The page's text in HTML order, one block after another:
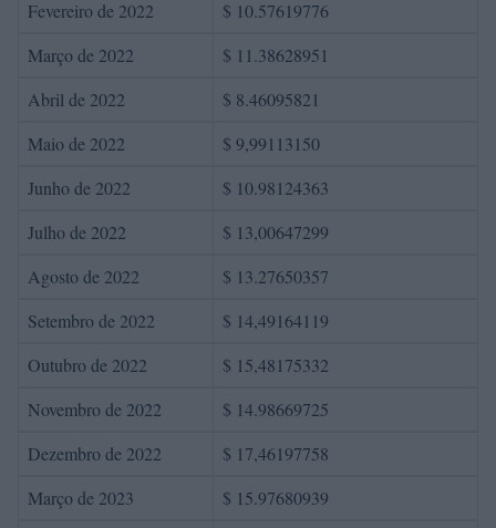
Fevereiro de 2022
$ 10.57619776
Março de 2022
$ 11.38628951
Abril de 2022
$ 8.46095821
Maio de 2022
$ 9,99113150
Junho de 2022
$ 10.98124363
Julho de 2022
$ 13,00647299
Agosto de 2022
$ 13.27650357
Setembro de 2022
$ 14,49164119
Outubro de 2022
$ 15,48175332
Novembro de 2022
$ 14.98669725
Dezembro de 2022
$ 17,46197758
Março de 2023
$ 15.97680939